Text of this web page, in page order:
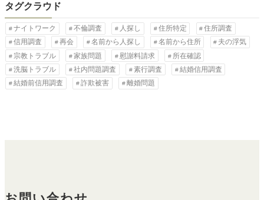
タグクラウド
ナイトワーク 不倫調査 人探し 住所特定
住所調査
信用調査
再会 名前から人探し 名前から住所
夫の浮気
宗教トラブル
家族問題 慰謝料請求
所在確認
洗脳トラブル
社内問題調査 素行調査
結婚信用調査
結婚前信用調査
詐欺被害 離婚問題